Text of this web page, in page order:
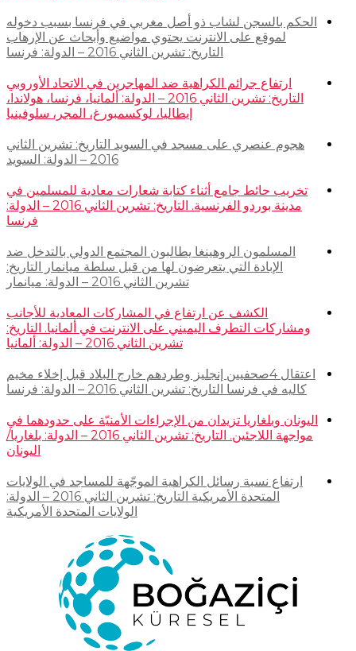
الحكم بالسجن لشاب ذو أصل مغربي في فرنسا بسبب دخوله
لموقع على الانترنت يحتوي مواضيع وأبحاث عن الإرهاب
التاريخ: تشرين الثاني 2016 – الدولة: فرنسا
ارتفاع جرائم الكراهية ضد المهاجرين في الاتحاد الأوروبي
التاريخ: تشرين الثاني 2016 – الدولة: ألمانيا، فرنسا، هولاندا،
إيطاليا، لوكسمبورغ، المجر، سلوفينيا
هجوم عنصري على مسجد في السويد التاريخ: تشرين الثاني
2016 – الدولة: السويد
تخريب حائط جامع أثناء كتابة شعارات معادية للمسلمين في
مدينة بوردو الفرنسية. التاريخ: تشرين الثاني 2016 – الدولة:
فرنسا
المسلمون الروهينغا يطالبون المجتمع الدولي بالتدخل ضد
الإبادة التي يتعرضون لها من قبل سلطة ميانمار التاريخ:
تشرين الثاني 2016 – الدولة: ميانمار
الكشف عن ارتفاع في المشاركات المعادية للأجانب
ومشاركات التطرف اليميني على الانترنت في ألمانيا. التاريخ:
تشرين الثاني 2016 – الدولة: ألمانيا
اعتقال 4صحفيين إنجليز وطردهم خارج البلاد قبل إخلاء مخيم
كاليه في فرنسا التاريخ: تشرين الثاني 2016 – الدولة: فرنسا
اليونان وبلغاريا تزيدان من الإجراءات الأمنيّة على حدودهما في
مواجهة اللاجئين. التاريخ: تشرين الثاني 2016 – الدولة: بلغاريا/
اليونان
ارتفاع نسبة رسائل الكراهية الموجّهة للمساجد في الولايات
المتحدة الأمريكية التاريخ: تشرين الثاني 2016 – الدولة:
الولايات المتحدة الأمريكية